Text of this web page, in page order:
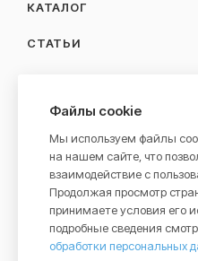
КАТАЛОГ
СТАТЬИ
Файлы cookie
Мы используем файлы
на нашем сайте, что
взаимодействие с
Продолжая просмотр
принимаете условия его
подробные сведения
обработки персональных